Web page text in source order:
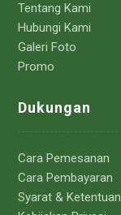
Tentang Kami
Hubungi Kami
Galeri Foto
Promo
Dukungan
Cara Pemesanan
Cara Pembayaran
Syarat & Ketentuan